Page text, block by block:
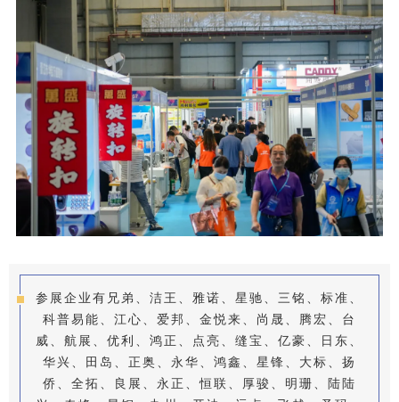
参展企业有兄弟、洁王、雅诺、星驰、三铭、标准、
科普易能、江心、爱邦、金悦来、尚晟、腾宏、台
威、航展、优利、鸿正、点亮、缝宝、亿豪、日东、
华兴、田岛、正奥、永华、鸿鑫、星锋、大标、扬
侨、全拓、良展、永正、恒联、厚骏、明珊、陆陆